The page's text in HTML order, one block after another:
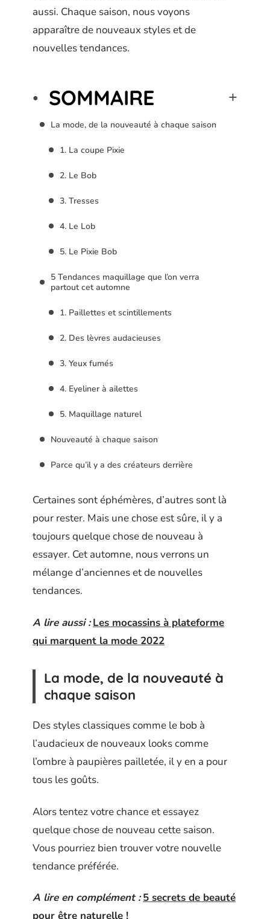
aussi. Chaque saison, nous voyons
apparaître de nouveaux styles et de
nouvelles tendances.
SOMMAIRE
La mode, de la nouveauté à chaque saison
1. La coupe Pixie
2. Le Bob
3. Tresses
4. Le Lob
5. Le Pixie Bob
5 Tendances maquillage que l’on verra
partout cet automne
1. Paillettes et scintillements
2. Des lèvres audacieuses
3. Yeux fumés
4. Eyeliner à ailettes
5. Maquillage naturel
Nouveauté à chaque saison
Parce qu’il y a des créateurs derrière
Certaines sont éphémères, d’autres sont là
pour rester. Mais une chose est sûre, il y a
toujours quelque chose de nouveau à
essayer. Cet automne, nous verrons un
mélange d’anciennes et de nouvelles
tendances.
A lire aussi : Les mocassins à plateforme
qui marquent la mode 2022
La mode, de la nouveauté à
chaque saison
Des styles classiques comme le bob à
l’audacieux de nouveaux looks comme
l’ombre à paupières pailletée, il y en a pour
tous les goûts.
Alors tentez votre chance et essayez
quelque chose de nouveau cette saison.
Vous pourriez bien trouver votre nouvelle
tendance préférée.
A lire en complément : 5 secrets de beauté
pour être naturelle !